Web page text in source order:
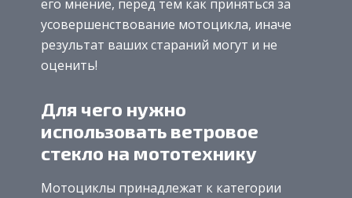
его мнение, перед тем как приняться за
усовершенствование мотоцикла, иначе
результат ваших стараний могут и не
оценить!
Для чего нужно
использовать ветровое
стекло на мототехнику
Мотоциклы принадлежат к категории